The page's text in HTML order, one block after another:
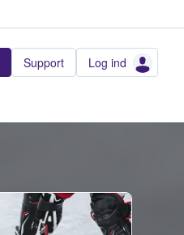
Support Log ind